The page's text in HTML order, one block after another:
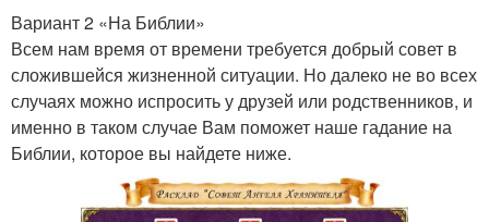
Вариант 2 «На Библии»
Всем нам время от времени требуется добрый совет в
сложившейся жизненной ситуации. Но далеко не во всех
случаях можно испросить у друзей или родственников, и
именно в таком случае Вам поможет наше гадание на
Библии, которое вы найдете ниже.